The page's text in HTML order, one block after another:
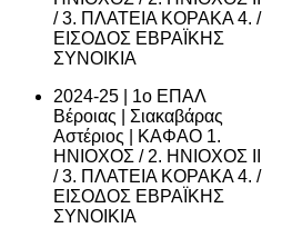
/ 3. ΠΛΑΤΕΙΑ ΚΟΡΑΚΑ 4. /
ΕΙΣΟΔΟΣ ΕΒΡΑΪΚΗΣ
ΣΥΝΟΙΚΙΑ
2024-25 | 1ο ΕΠΑΛ
Βέροιας | Σιακαβάρας
Αστέριος | ΚΑΦΑΟ 1.
ΗΝΙΟΧΟΣ / 2. ΗΝΙΟΧΟΣ ΙΙ
/ 3. ΠΛΑΤΕΙΑ ΚΟΡΑΚΑ 4. /
ΕΙΣΟΔΟΣ ΕΒΡΑΪΚΗΣ
ΣΥΝΟΙΚΙΑ